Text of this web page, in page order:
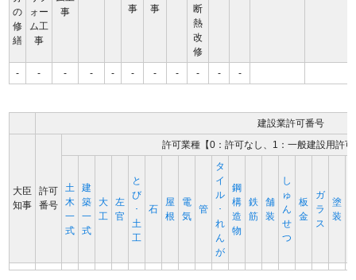
の
修
繕
ォー
ム工
事
事
事
事
断
熱
改
修
- - - - - - - - - - -
建設業許可番号
大臣
知事
許可
番号
許可業種【0：許可なし、1：一般建設用許
土
木
一
式
建
築
一
式
大
工
左
官
と
び
･
土
工
石
屋
根
電
気
管
タ
イ
ル
･
れ
ん
が
鋼
構
造
物
鉄
筋
舗
装
し
ゅ
ん
せ
つ
板
金
ガ
ラ
ス
塗
装